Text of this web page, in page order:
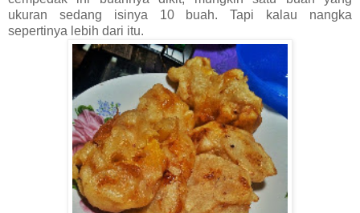
ukuran sedang isinya 10 buah. Tapi kalau nangka
sepertinya lebih dari itu.